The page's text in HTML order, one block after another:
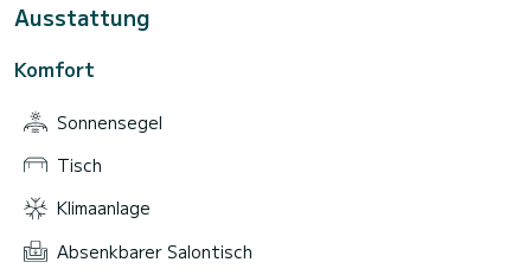
Ausstattung
Komfort
Sonnensegel
Tisch
Klimaanlage
Absenkbarer Salontisch